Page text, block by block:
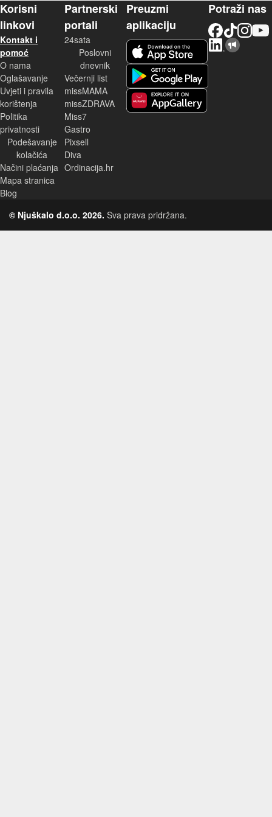
Korisni
linkovi
Kontakt i
pomoć
O nama
Oglašavanje
Uvjeti i pravila
korištenja
Politika
privatnosti
Podešavanje
kolačića
Načini plaćanja
Mapa stranica
Blog
Partnerski
portali
24sata
Poslovni
dnevnik
Večernji list
missMAMA
missZDRAVA
Miss7
Gastro
Pixsell
Diva
Ordinacija.hr
Preuzmi
aplikaciju
Potraži nas
© Njuškalo d.o.o. 2026. Sva prava pridržana.